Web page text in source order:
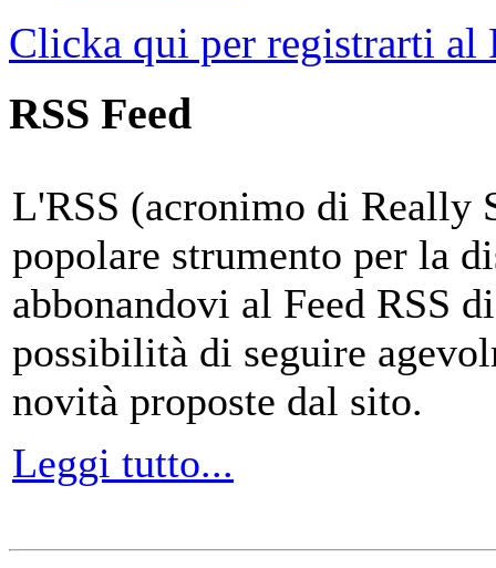
Clicka qui per registrarti al
RSS Feed
L'RSS (acronimo di Really
popolare strumento per la
abbonandovi al Feed RSS
possibilità di seguire
novità proposte dal sito.
Leggi tutto...